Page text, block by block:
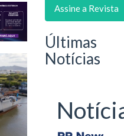
Assine a Revista
Últimas
Notícias